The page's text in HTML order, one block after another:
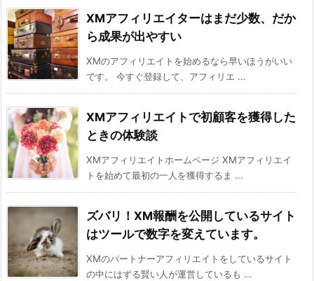
XMアフィリエイターはまだ少数、だか
ら成果が出やすい
XMのアフィリエイトを始めるなら早いほうがいい
です。 今すぐ登録して、アフィリエ ...
XMアフィリエイトで初顧客を獲得した
ときの体験談
XMアフィリエイトホームページ XMアフィリエイ
トを始めて最初の一人を獲得するま ...
ズバリ！XM報酬を公開しているサイト
はツールで数字を変えています。
XMのパートナーアフィリエイトをしているサイト
の中にはずる賢い人が運営しているも ...